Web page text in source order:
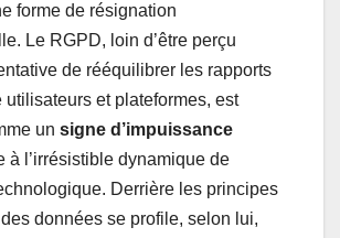
forme de résignation
Le RGPD, loin d’être perçu
de rééquilibrer les rapports
utilisateurs et plateformes, est
un signe d’impuissance
à l’irrésistible dynamique de
Derrière les principes
données se profile, selon lui,